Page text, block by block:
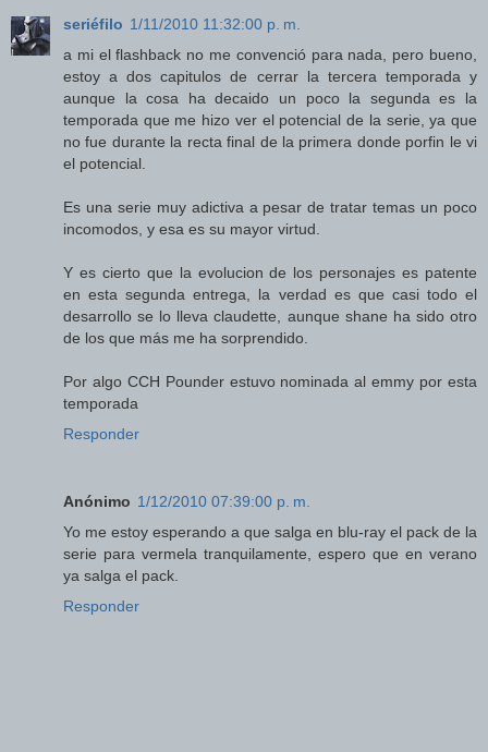
seriéfilo 1/11/2010 11:32:00 p. m.
a mi el flashback no me convenció para nada, pero bueno,
estoy a dos capitulos de cerrar la tercera temporada y
aunque la cosa ha decaido un poco la segunda es la
temporada que me hizo ver el potencial de la serie, ya que
no fue durante la recta final de la primera donde porfin le vi
el potencial.
Es una serie muy adictiva a pesar de tratar temas un poco
incomodos, y esa es su mayor virtud.
Y es cierto que la evolucion de los personajes es patente
en esta segunda entrega, la verdad es que casi todo el
desarrollo se lo lleva claudette, aunque shane ha sido otro
de los que más me ha sorprendido.
Por algo CCH Pounder estuvo nominada al emmy por esta
temporada
Responder
Anónimo 1/12/2010 07:39:00 p. m.
Yo me estoy esperando a que salga en blu-ray el pack de la
serie para vermela tranquilamente, espero que en verano
ya salga el pack.
Responder